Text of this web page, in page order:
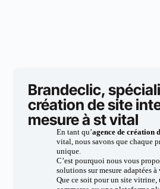
Brandeclic,
création de site
mesure à st vital
En tant qu’agence de création
vital, nous savons que chaque
unique.
C’est pourquoi nous vous
solutions sur mesure adaptées
Que ce soit pour un site vitrine,